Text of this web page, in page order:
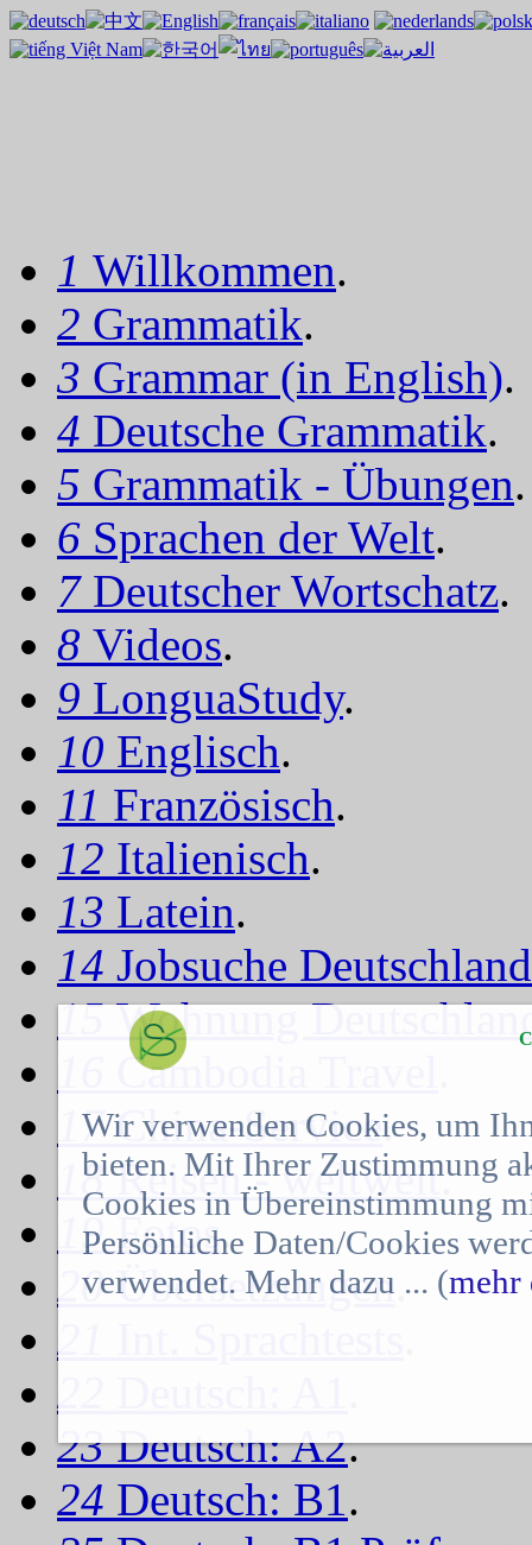
1 Willkommen.
2 Grammatik.
3 Grammar (in English).
4 Deutsche Grammatik.
5 Grammatik - Übungen.
6 Sprachen der Welt.
7 Deutscher Wortschatz.
8 Videos.
9 LonguaStudy.
10 Englisch.
11 Französisch.
12 Italienisch.
13 Latein.
14 Jobsuche Deutschland
15Wohnung
Cambodia Travel
17China-Service.
18Reisen - weltweit.
19Fotos.
20Übersetzungen .
21
22
23Deutsch: A2.
24 Deutsch: B1.
Wir verwenden Cookies, um
bieten. Mit Ihrer Zustimmung
Cookies in Übereinstimmung
Persönliche Daten/Cookies
verwendet. Mehr dazu ... (mehr